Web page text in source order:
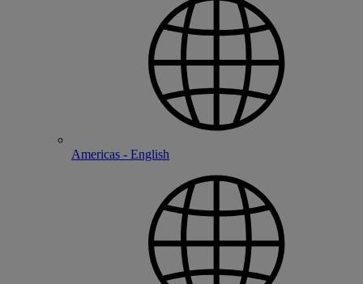
Americas - English